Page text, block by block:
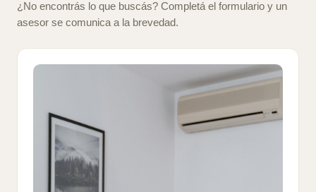
¿No encontrás lo que buscás? Completá el formulario y un
asesor se comunica a la brevedad.